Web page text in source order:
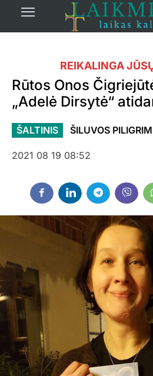
REIKALINGA
Rūtos Onos
„Adelė Dirsytė“
ŠALTINIS ŠILUVOS
2021 08 19 08:52